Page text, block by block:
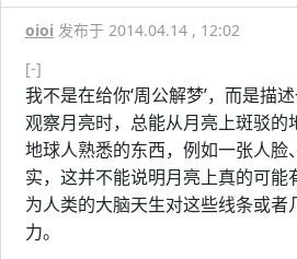
oioi 发布于 2014.04.14 , 12:02
[-]
我不是在给你‘周公解梦’，而是描
观察月亮时，总能从月亮上斑驳的
地球人熟悉的东西，例如一张人脸
实，这并不能说明月亮上真的可能
为人类的大脑天生对这些线条或者
力。